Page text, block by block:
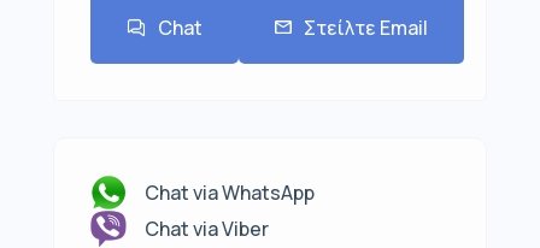
Chat Στείλτε Email
Chat via WhatsApp
Chat via Viber